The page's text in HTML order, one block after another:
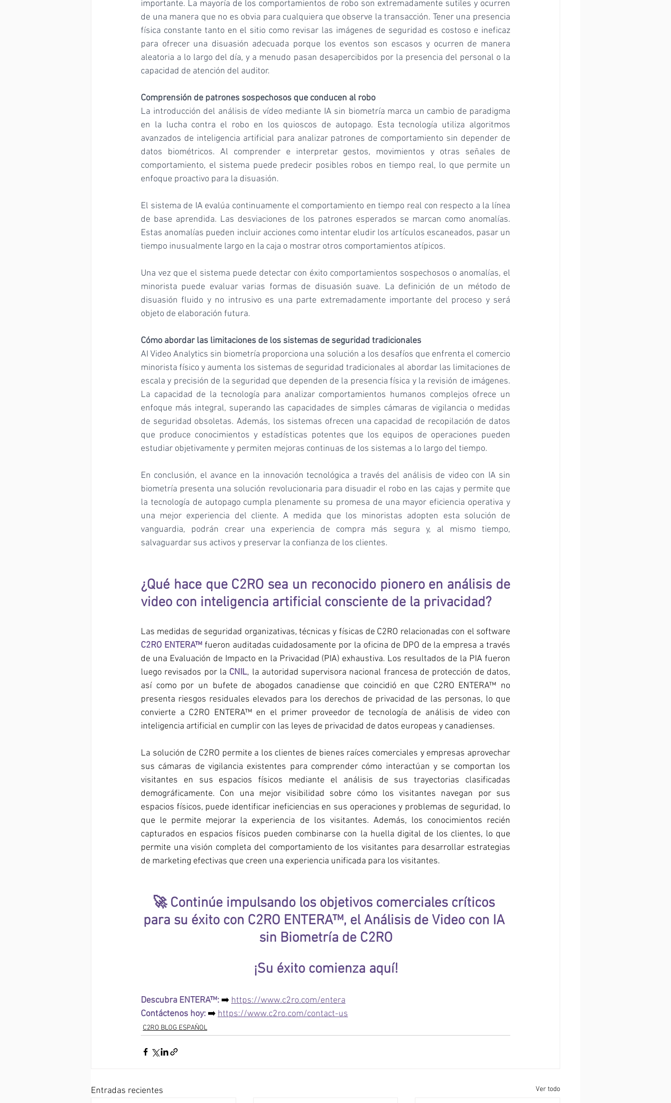
importante. La mayoría de los comportamientos de robo son extremadamente sutiles y ocurren
de una manera que no es obvia para cualquiera que observe la transacción. Tener una presencia
física constante tanto en el sitio como revisar las imágenes de seguridad es costoso e ineficaz
para ofrecer una disuasión adecuada porque los eventos son escasos y ocurren de manera
aleatoria a lo largo del día, y a menudo pasan desapercibidos por la presencia del personal o la
capacidad de atención del auditor.
Comprensión de patrones sospechosos que conducen al robo
La introducción del análisis de vídeo mediante IA sin biometría marca un cambio de paradigma
en la lucha contra el robo en los quioscos de autopago. Esta tecnología utiliza algoritmos
avanzados de inteligencia artificial para analizar patrones de comportamiento sin depender de
datos biométricos. Al comprender e interpretar gestos, movimientos y otras señales de
comportamiento, el sistema puede predecir posibles robos en tiempo real, lo que permite un
enfoque proactivo para la disuasión.
El sistema de IA evalúa continuamente el comportamiento en tiempo real con respecto a la línea
de base aprendida. Las desviaciones de los patrones esperados se marcan como anomalías.
Estas anomalías pueden incluir acciones como intentar eludir los artículos escaneados, pasar un
tiempo inusualmente largo en la caja o mostrar otros comportamientos atípicos.
Una vez que el sistema puede detectar con éxito comportamientos sospechosos o anomalías, el
minorista puede evaluar varias formas de disuasión suave. La definición de un método de
disuasión fluido y no intrusivo es una parte extremadamente importante del proceso y será
objeto de elaboración futura.
Cómo abordar las limitaciones de los sistemas de seguridad tradicionales
AI Video Analytics sin biometría proporciona una solución a los desafíos que enfrenta el comercio
minorista físico y aumenta los sistemas de seguridad tradicionales al abordar las limitaciones de
escala y precisión de la seguridad que dependen de la presencia física y la revisión de imágenes.
La capacidad de la tecnología para analizar comportamientos humanos complejos ofrece un
enfoque más integral, superando las capacidades de simples cámaras de vigilancia o medidas
de seguridad obsoletas. Además, los sistemas ofrecen una capacidad de recopilación de datos
que produce conocimientos y estadísticas potentes que los equipos de operaciones pueden
estudiar objetivamente y permiten mejoras continuas de los sistemas a lo largo del tiempo.
En conclusión, el avance en la innovación tecnológica a través del análisis de video con IA sin
biometría presenta una solución revolucionaria para disuadir el robo en las cajas y permite que
la tecnología de autopago cumpla plenamente su promesa de una mayor eficiencia operativa y
una mejor experiencia del cliente. A medida que los minoristas adopten esta solución de
vanguardia, podrán crear una experiencia de compra más segura y, al mismo tiempo,
salvaguardar sus activos y preservar la confianza de los clientes.
¿Qué hace que C2RO sea un reconocido pionero en análisis de
video con inteligencia artificial consciente de la privacidad?
C2RO ENTERA™ fueron auditadas cuidadosamente por la oficina de DPO de la empresa a través
de una Evaluación de Impacto en la Privacidad (PIA) exhaustiva. Los resultados de la PIA fueron
luego revisados por la CNIL, la autoridad supervisora nacional francesa de protección de datos,
así como por un bufete de abogados canadiense que coincidió en que C2RO ENTERA™ no
presenta riesgos residuales elevados para los derechos de privacidad de las personas, lo que
convierte a C2RO ENTERA™ en el primer proveedor de tecnología de análisis de video con
inteligencia artificial en cumplir con las leyes de privacidad de datos europeas y canadienses.
La solución de C2RO permite a los clientes de bienes raíces comerciales y empresas aprovechar
sus cámaras de vigilancia existentes para comprender cómo interactúan y se comportan los
visitantes en sus espacios físicos mediante el análisis de sus trayectorias clasificadas
demográficamente. Con una mejor visibilidad sobre cómo los visitantes navegan por sus
espacios físicos, puede identificar ineficiencias en sus operaciones y problemas de seguridad, lo
que le permite mejorar la experiencia de los visitantes. Además, los conocimientos recién
capturados en espacios físicos pueden combinarse con la huella digital de los clientes, lo que
permite una visión completa del comportamiento de los visitantes para desarrollar estrategias
de marketing efectivas que creen una experiencia unificada para los visitantes.
🚀 Continúe impulsando los objetivos comerciales críticos
para su éxito con C2RO ENTERA™, el Análisis de Video con IA
sin Biometría de C2RO
¡Su éxito comienza aquí!
Descubra ENTERA™: ➡️ https://www.c2ro.com/entera
Contáctenos hoy: ➡️ https://www.c2ro.com/contact-us
C2RO BLOG ESPAÑOL
Entradas recientes Ver todo